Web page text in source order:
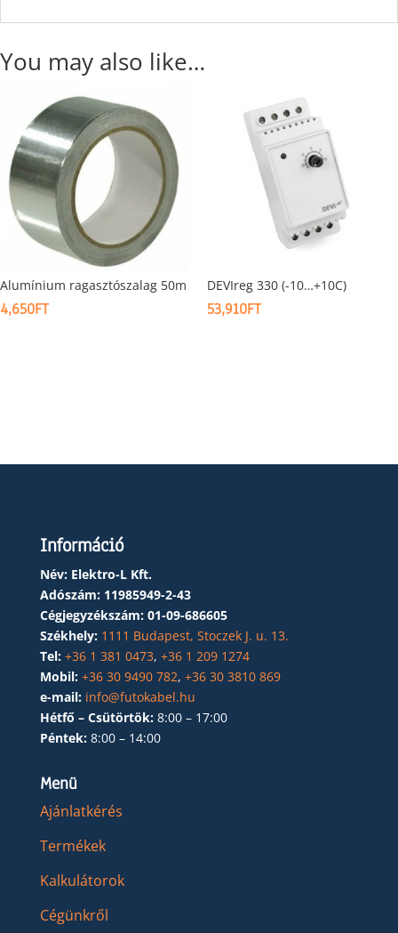
You may also like…
Alumínium ragasztószalag 50m
4,650FT
DEVIreg 330 (-10…+10C)
53,910FT
Információ
Név: Elektro-L Kft.
Adószám: 11985949-2-43
Cégjegyzékszám: 01-09-686605
Székhely: 1111 Budapest, Stoczek J. u. 13.
Tel: +36 1 381 0473, +36 1 209 1274
Mobil: +36 30 9490 782, +36 30 3810 869
e-mail: info@futokabel.hu
Hétfő – Csütörtök: 8:00 – 17:00
Péntek: 8:00 – 14:00
Menü
Ajánlatkérés
Termékek
Kalkulátorok
Cégünkről